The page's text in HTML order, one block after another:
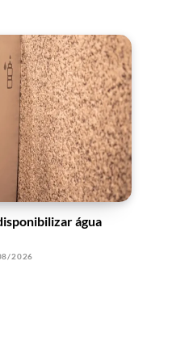
água
2026